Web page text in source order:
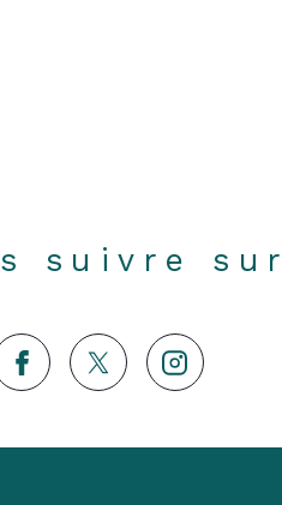
suivre sur